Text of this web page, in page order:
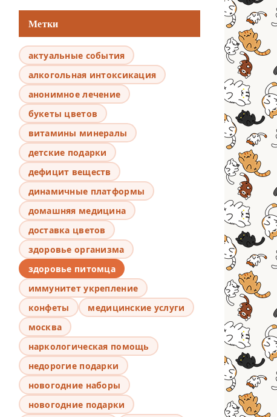
Метки
актуальные события
алкогольная интоксикация
анонимное лечение
букеты цветов
витамины минералы
детские подарки
дефицит веществ
динамичные платформы
домашняя медицина
доставка цветов
здоровье организма
здоровье питомца
иммунитет укрепление
конфеты
медицинские услуги
москва
наркологическая помощь
недорогие подарки
новогодние наборы
новогодние подарки